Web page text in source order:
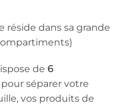
réside dans sa grande
de 6
séparer votre
vos produits de